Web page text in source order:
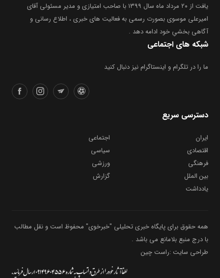
یافت از ۲۰ مرداد ماه سال ۱۳۹۹ با صاحب امتیازی و مدیر مسئولی آقای
امیرعلی موسوی بصورت رسمی به فعالیت های خبری ، اطلاع رسانی و
آگاهی بخشیِ خود ادامه دهد .
شبکه های اجتماعی
ما را در تلگرام و اینستاگرام نیز دنبال کنید
دسترسی سریع
ایران
اجتماعی
اقتصادی
سیاسی
فرهنگی
ورزشی
بین الملل
گزارش
یادداشت
همه حقوق برای پایگاه خبری تحلیلی "خبرخوی" محفوظ است و نقل مطالب
با درج منبع بلامانع می باشد .
طراحی سایت :راست چین